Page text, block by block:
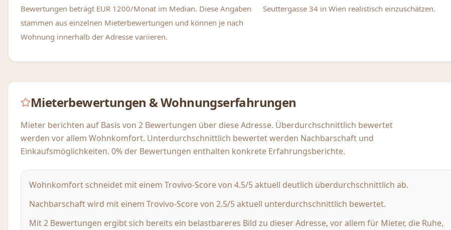
Bewertungen beträgt EUR 1200/Monat im Median. Diese Angaben
stammen aus einzelnen Mieterbewertungen und können je nach
Wohnung innerhalb der Adresse variieren.
Seuttergasse 34 in Wien realistisch einzuschätzen.
Mieterbewertungen & Wohnungserfahrungen
Mieter berichten auf Basis von 2 Bewertungen über diese Adresse. Überdurchschnittlich bewertet
werden vor allem Wohnkomfort. Unterdurchschnittlich bewertet werden Nachbarschaft und
Einkaufsmöglichkeiten. 0% der Bewertungen enthalten konkrete Erfahrungsberichte.
Wohnkomfort schneidet mit einem Trovivo-Score von 4.5/5 aktuell deutlich überdurchschnittlich ab.
Nachbarschaft wird mit einem Trovivo-Score von 2.5/5 aktuell unterdurchschnittlich bewertet.
Mit 2 Bewertungen ergibt sich bereits ein belastbareres Bild zu dieser Adresse, vor allem für Mieter, die Ruhe,